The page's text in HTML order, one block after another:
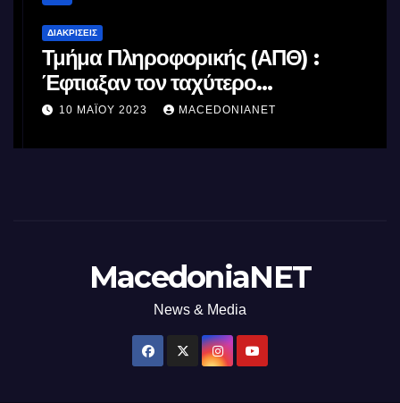
ΔΙΑΚΡΊΣΕΙΣ
Τμήμα Πληροφορικής (ΑΠΘ) :
Έφτιαξαν τον ταχύτερο
επεξεργαστή AI στον κόσμο με τη
10 ΜΑΪ́ΟΥ 2023 MACEDONIANET
MacedoniaNET
News & Media